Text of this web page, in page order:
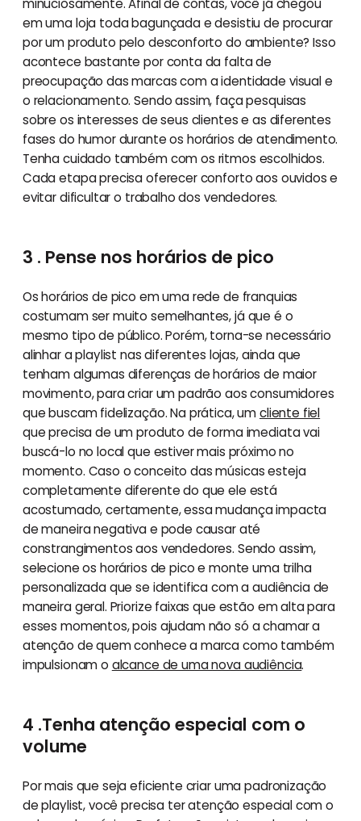
minuciosamente. Afinal de contas, você já chegou
em uma loja toda bagunçada e desistiu de procurar
por um produto pelo desconforto do ambiente? Isso
acontece bastante por conta da falta de
preocupação das marcas com a identidade visual e
o relacionamento. Sendo assim, faça pesquisas
sobre os interesses de seus clientes e as diferentes
fases do humor durante os horários de atendimento.
Tenha cuidado também com os ritmos escolhidos.
Cada etapa precisa oferecer conforto aos ouvidos e
evitar dificultar o trabalho dos vendedores.
3 . Pense nos horários de pico
Os horários de pico em uma rede de franquias
costumam ser muito semelhantes, já que é o
mesmo tipo de público. Porém, torna-se necessário
alinhar a playlist nas diferentes lojas, ainda que
tenham algumas diferenças de horários de maior
movimento, para criar um padrão aos consumidores
que buscam fidelização. Na prática, umcliente fiel
que precisa de um produto de forma imediata vai
buscá-lo no local que estiver mais próximo no
momento. Caso o conceito das músicas esteja
completamente diferente do que ele está
acostumado, certamente, essa mudança impacta
de maneira negativa e pode causar até
constrangimentos aos vendedores. Sendo assim,
selecione os horários de pico e monte uma trilha
personalizada que se identifica com a audiência de
maneira geral. Priorize faixas que estão em alta para
esses momentos, pois ajudam não só a chamar a
atenção de quem conhece a marca como também
impulsionam o alcance de uma nova audiência.
4 .Tenha atenção especial com o
volume
Por mais que seja eficiente criar uma padronização
de playlist, você precisa ter atenção especial com o